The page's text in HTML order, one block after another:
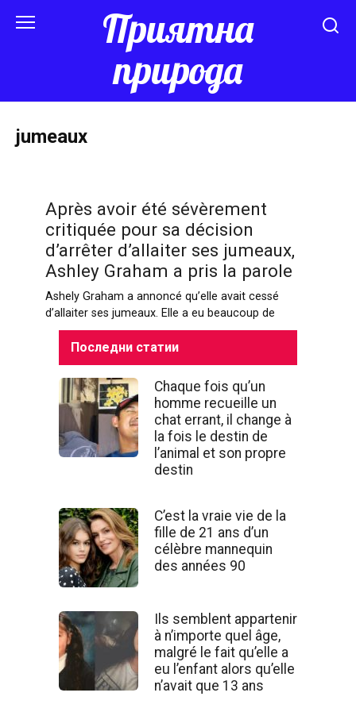
Приятна
природа
jumeaux
Après avoir été sévèrement
critiquée pour sa décision
d’arrêter d’allaiter ses jumeaux,
Ashley Graham a pris la parole
Ashely Graham a annoncé qu’elle avait cessé
d’allaiter ses jumeaux. Elle a eu beaucoup de
Последни статии
Chaque fois qu’un
homme recueille un
chat errant, il change à
la fois le destin de
l’animal et son propre
destin
C’est la vraie vie de la
fille de 21 ans d’un
célèbre mannequin
des années 90
Ils semblent appartenir
à n’importe quel âge,
malgré le fait qu’elle a
eu l’enfant alors qu’elle
n’avait que 13 ans